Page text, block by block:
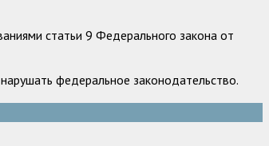
статьи 9 Федерального закона от
федеральное законодательство.